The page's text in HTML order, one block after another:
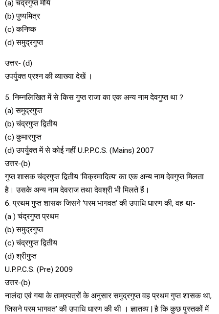
(a) चंद्रगुप्त मौर्य
(b) पुष्यमित्र
(c) कनिष्क
(d) समुद्रगुप्त
उत्तर- (d)
उपर्युक्त प्रश्न की व्याख्या देखें ।
5. निम्नलिखित में से किस गुप्त राजा का एक अन्य नाम देवगुप्त था ?
(a) समुद्रगुप्त
(b) चंद्रगुप्त द्वितीय
(c) कुमारगुप्त
(d) उपर्युक्त में से कोई नहीं U.P.P.C.S. (Mains) 2007
उत्तर-(b)
गुप्त शासक चंद्रगुप्त द्वितीय ‘विक्रमादित्य’ का एक अन्य नाम देवगुप्त मिलता
है। उसके अन्य नाम देवराज तथा देवश्री भी मिलते हैं।
6. प्रथम गुप्त शासक जिसने ‘परम भागवत’ की उपाधि धारण की, वह था-
(a ) चंद्रगुप्त प्रथम
(b) समुद्रगुप्त
(c) चंद्रगुप्त द्वितीय
(d) श्रीगुप्त
U.P.P.C.S. (Pre) 2009
उत्तर-(b)
नालंदा एवं गया के ताम्रपत्रों के अनुसार समुद्रगुप्त वह प्रथम गुप्त शासक था,
जिसने परम भागवत’ की उपाधि धारण की थी । ज्ञातव्य | है कि कुछ पुस्तकों में